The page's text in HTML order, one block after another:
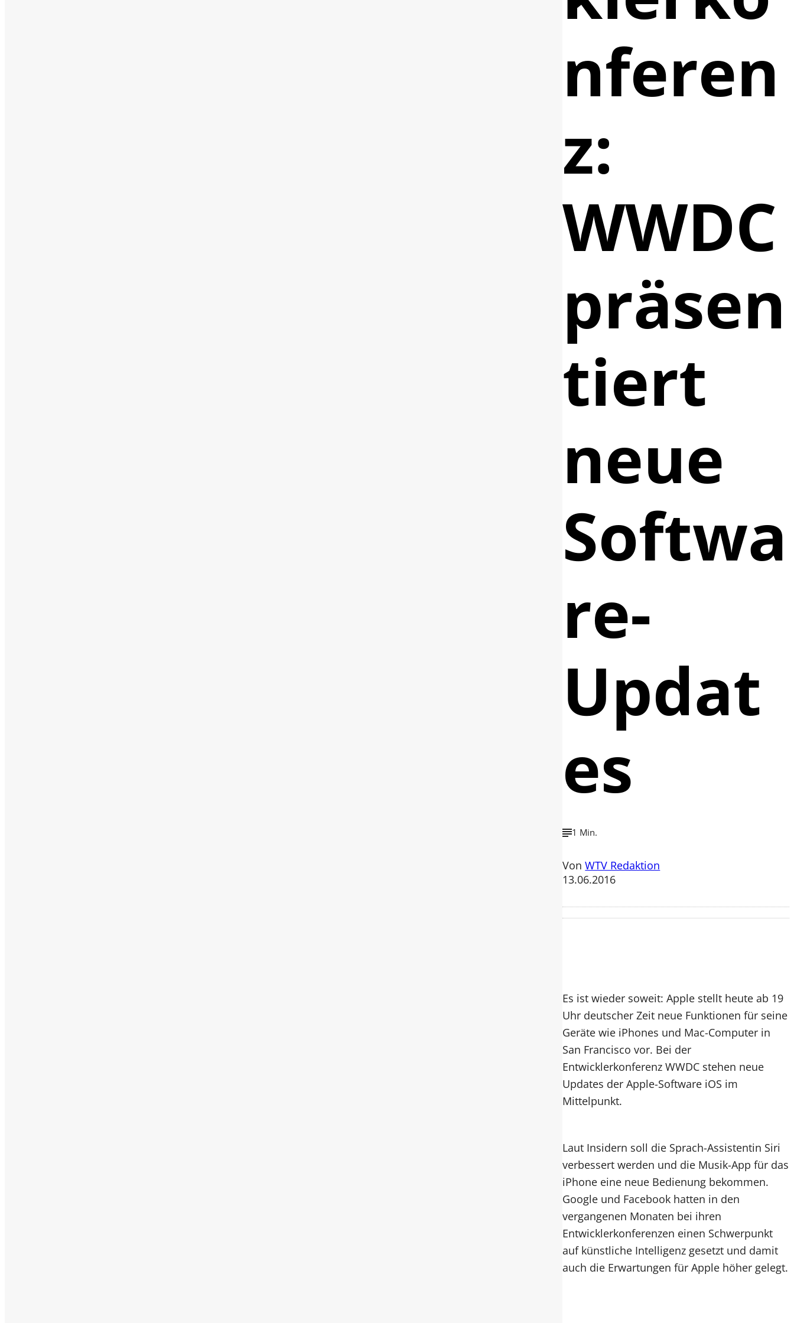
nferen
z:
WWDC
präsen
tiert
neue
Softwa
re-
Updat
es
1 Min.
VonWTV Redaktion
13.06.2016
Es ist wieder soweit: Apple stellt heute ab 19
Uhr deutscher Zeit neue Funktionen für seine
Geräte wie iPhones und Mac-Computer in
San Francisco vor. Bei der
Entwicklerkonferenz WWDC stehen neue
Updates der Apple-Software iOS im
Mittelpunkt.
Laut Insidern soll die Sprach-Assistentin Siri
verbessert werden und die Musik-App für das
iPhone eine neue Bedienung bekommen.
Google und Facebook hatten in den
vergangenen Monaten bei ihren
Entwicklerkonferenzen einen Schwerpunkt
auf künstliche Intelligenz gesetzt und damit
auch die Erwartungen für Apple höher gelegt.